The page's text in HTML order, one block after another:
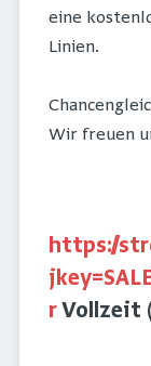
eine
Linien.
Wir freuen
https://
rVollzeit